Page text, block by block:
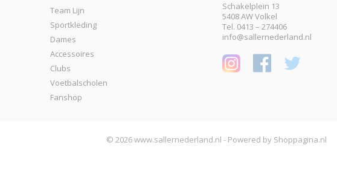
Team Lijn
Sportkleding
Dames
Accessoires
Clubs
Voetbalscholen
Fanshop
Schakelplein 13
5408 AW Volkel
Tel. 0413 – 274406
info@sallernederland.nl
© 2026 www.sallernederland.nl - Powered by Shoppagina.nl